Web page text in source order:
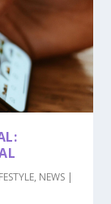
, NEWS |